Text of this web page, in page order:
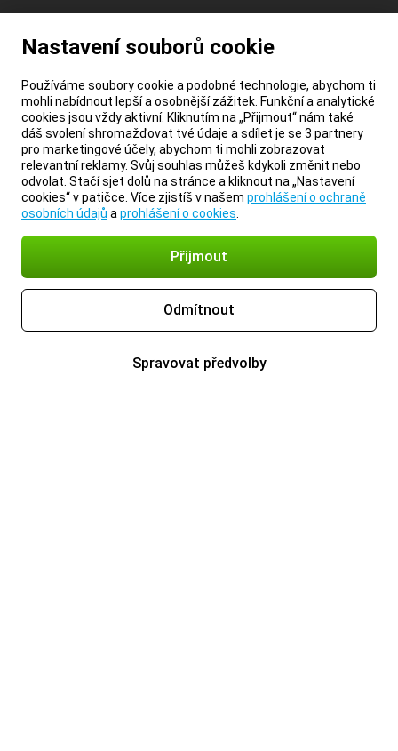
Nastavení souborů cookie
Používáme soubory cookie a podobné technologie, abychom ti
mohli nabídnout lepší a osobnější zážitek. Funkční a analytické
cookies jsou vždy aktivní. Kliknutím na „Přijmout“ nám také
dáš svolení shromažďovat tvé údaje a sdílet je se 3 partnery
pro marketingové účely, abychom ti mohli zobrazovat
relevantní reklamy. Svůj souhlas můžeš kdykoli změnit nebo
odvolat. Stačí sjet dolů na stránce a kliknout na „Nastavení
cookies“ v patičce. Více zjistíš v našem prohlášení o ochraně
osobních údajů a prohlášení o cookies
Přijmout
Odmítnout
Spravovat předvolby